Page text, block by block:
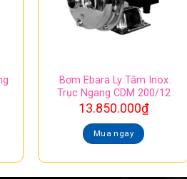
Bơm Ebara Ly Tâm Inox
Trục Ngang CDM 200/12
13.850.000₫
Mua ngay